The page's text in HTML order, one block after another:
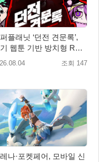
플래닛 ‘던전 견문록’,
웹툰 기반 방치형 RPG
글로벌 정식 출시
조회 147
나·포켓페어, 모바일 신